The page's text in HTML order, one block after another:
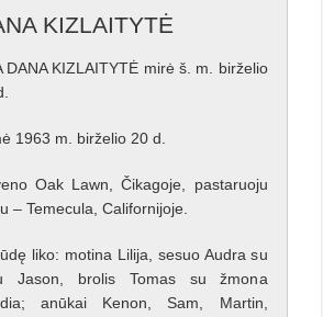
KIZLAITYTĖ
DANA KIZLAITYTĖ mirė š. m. birželio
1963 m. birželio 20 d.
Oak Lawn, Čikagoje, pastaruoju
– Temecula, Californijoje.
liko: motina Lilija, sesuo Audra su
Jason, brolis Tomas su žmona
anūkai Kenon, Sam, Martin,